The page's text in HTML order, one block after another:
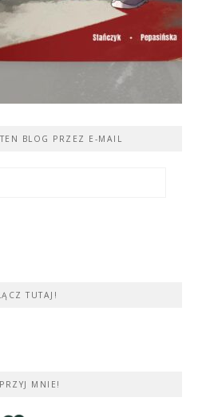
BLOG PRZEZ E-MAIL
TUTAJ!
MNIE!